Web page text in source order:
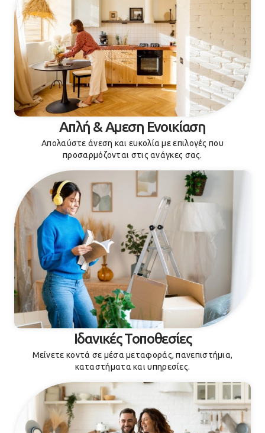
Απλή & Αμεση Ενοικίαση
Απολαύστε άνεση και ευκολία με επιλογές που
προσαρμόζονται στις ανάγκες σας.
Ιδανικές Τοποθεσίες
Μείνετε κοντά σε μέσα μεταφοράς, πανεπιστήμια,
καταστήματα και υπηρεσίες.